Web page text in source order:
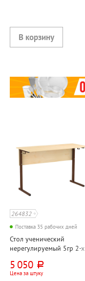
264832
Поставка 35 рабочих дней
Стол ученический
нерегулируемый 5гр 2-х
клен, коричневый,
прямоугольная труба
5 050 руб.
Цена за штуку